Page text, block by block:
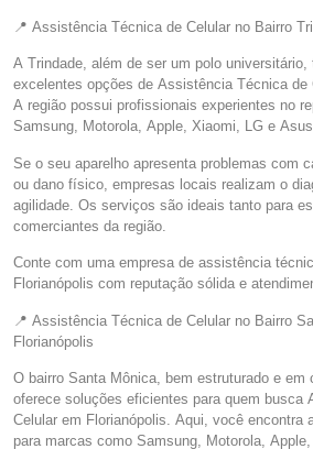
📍 Assistência Técnica de Celular no Bairro
A Trindade, além de ser um polo
excelentes opções de Assistência Técnica de
A região possui profissionais experientes no
Samsung, Motorola, Apple, Xiaomi, LG e
Se o seu aparelho apresenta problemas com
ou dano físico, empresas locais realizam o
agilidade. Os serviços são ideais tanto para
comerciantes da região.
Conte com uma empresa de assistência
Florianópolis com reputação sólida e
📍 Assistência Técnica de Celular no Bairro
Florianópolis
O bairro Santa Mônica, bem estruturado e em
oferece soluções eficientes para quem busca
Celular em Florianópolis. Aqui, você encontra
para marcas como Samsung, Motorola,